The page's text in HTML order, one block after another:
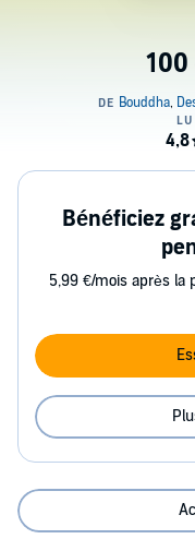
Bénéficiez
5,99 €/mois après la